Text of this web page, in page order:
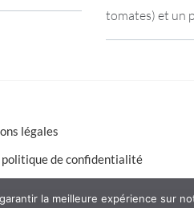
tomates) et un
légales
de confidentialité
la meilleure expérience sur